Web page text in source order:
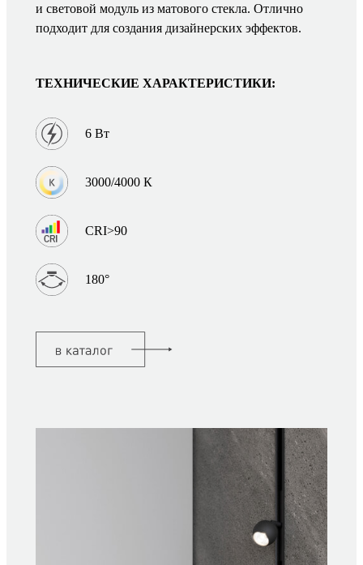
и световой модуль из матового стекла. Отлично
подходит для создания дизайнерских эффектов.
ТЕХНИЧЕСКИЕ ХАРАКТЕРИСТИКИ:
6 Вт
3000/4000 К
CRI>90
180°